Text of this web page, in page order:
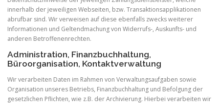
innerhalb der jeweiligen Webseiten, bzw. Transaktionsapplikationen
abrufbar sind. Wir verweisen auf diese ebenfalls zwecks weiterer
Informationen und Geltendmachung von Widerrufs-, Auskunfts- und
anderen Betroffenenrechten.
Administration, Finanzbuchhaltung,
Büroorganisation, Kontaktverwaltung
Wir verarbeiten Daten im Rahmen von Verwaltungsaufgaben sowie
Organisation unseres Betriebs, Finanzbuchhaltung und Befolgung der
gesetzlichen Pflichten, wie z.B. der Archivierung. Hierbei verarbeiten wir